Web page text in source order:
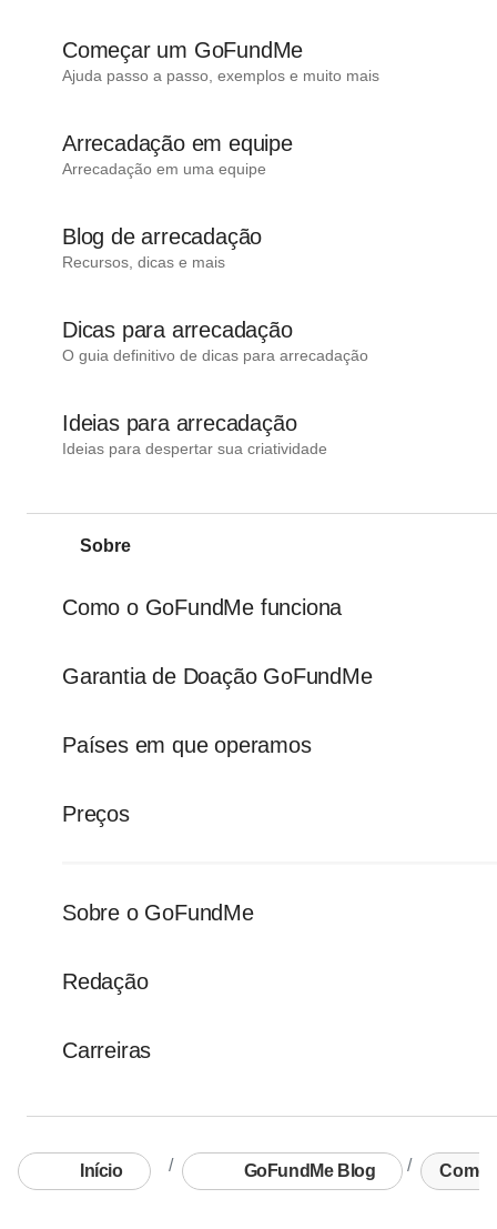
Começar um GoFundMe
Ajuda passo a passo, exemplos e muito mais
Arrecadação em equipe
Arrecadação em uma equipe
Blog de arrecadação
Recursos, dicas e mais
Dicas para arrecadação
O guia definitivo de dicas para arrecadação
Ideias para arrecadação
Ideias para despertar sua criatividade
Sobre
Como o GoFundMe funciona
Garantia de Doação GoFundMe
Países em que operamos
Preços
Sobre o GoFundMe
Redação
Carreiras
Início GoFundMe Blog Como